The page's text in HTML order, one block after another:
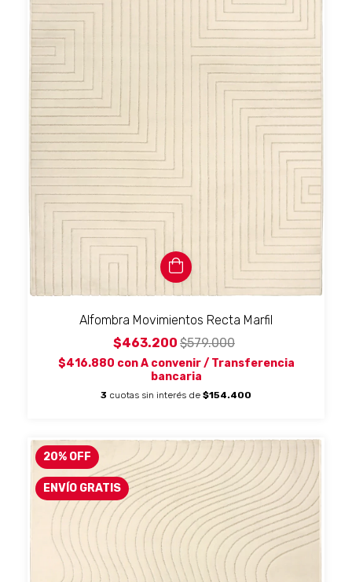
Alfombra Movimientos Recta Marfil
$463.200 $579.000
$416.880 con A convenir / Transferencia
bancaria
3 cuotas sin interés de $154.400
20% OFF
ENVÍO GRATIS